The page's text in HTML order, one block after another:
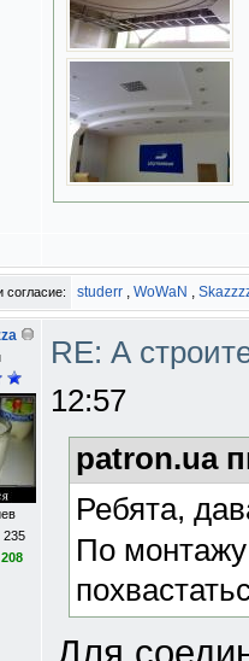
согласие: studerr , WoWaN ,
208
RE: А
12:57
patron.ua
Ребята,
По монтажу